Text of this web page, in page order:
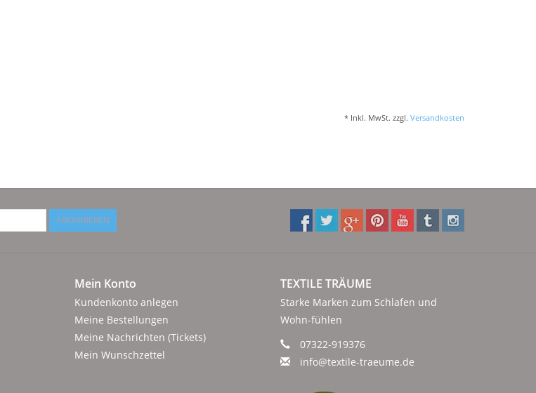
* Inkl. MwSt. zzgl. Versandkosten
ABONNIEREN
Mein Konto
Kundenkonto anlegen
Meine Bestellungen
Meine Nachrichten (Tickets)
Mein Wunschzettel
TEXTILE TRÄUME
Starke Marken zum Schlafen und
Wohn-fühlen
07322-919376
info@textile-traeume.de